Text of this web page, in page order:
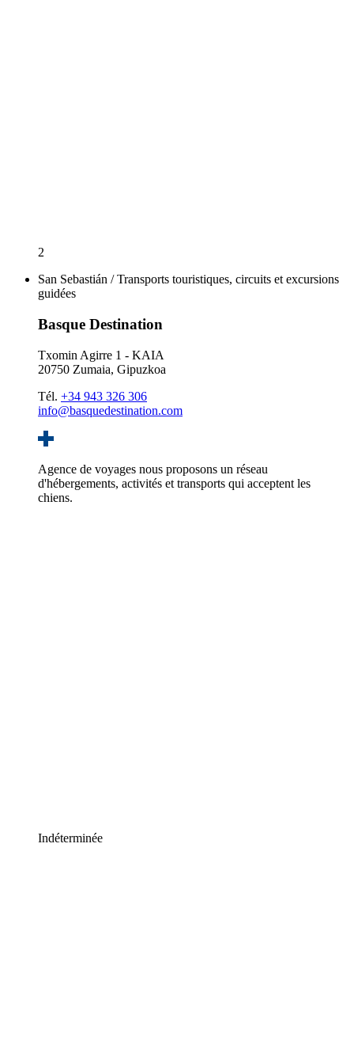
2
San Sebastián / Transports touristiques, circuits et excursions
guidées
Basque Destination
Txomin Agirre 1 - KAIA
20750 Zumaia, Gipuzkoa
Tél. +34 943 326 306
info@basquedestination.com
Agence de voyages nous proposons un réseau
d'hébergements, activités et transports qui acceptent les
chiens.
Indéterminée